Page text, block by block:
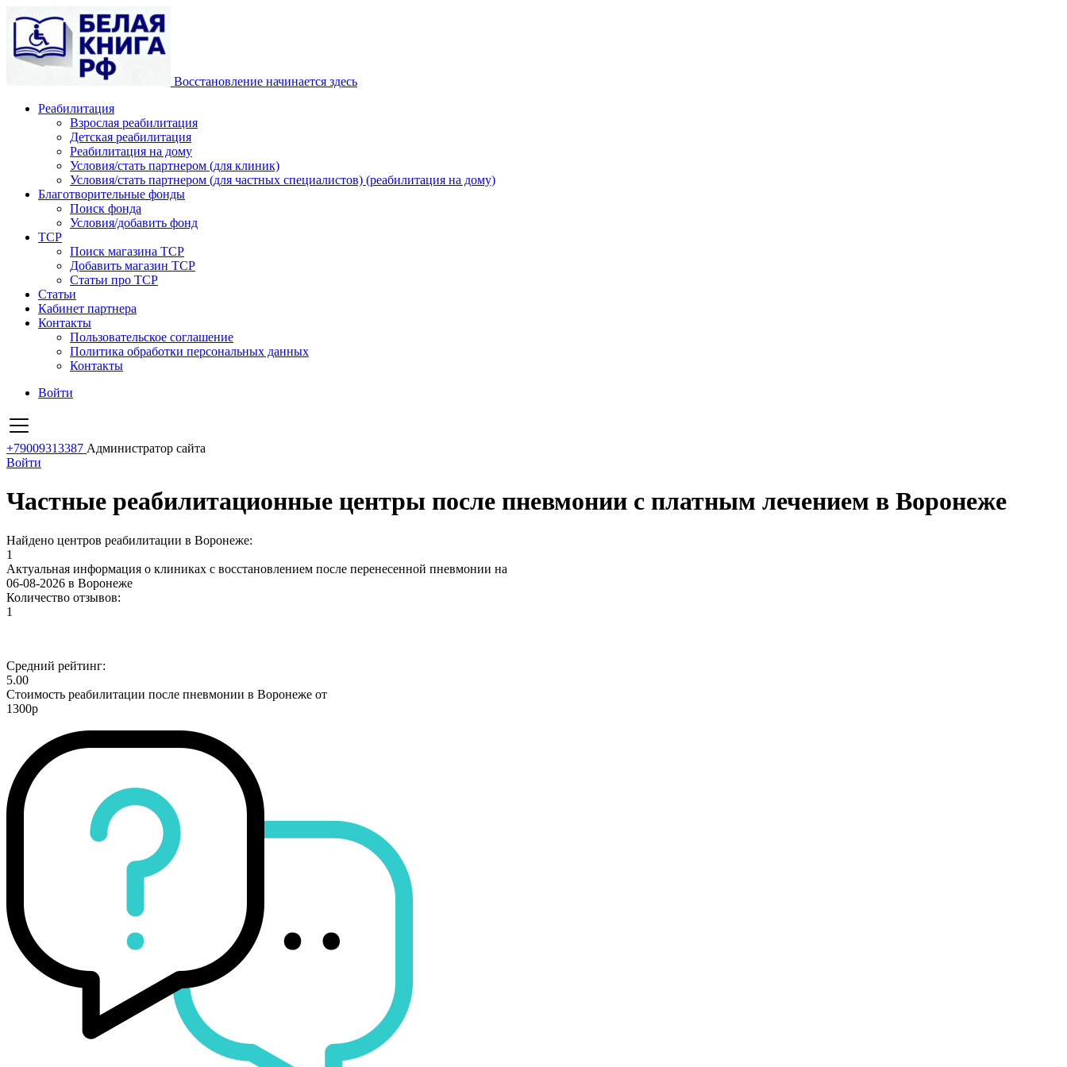
Восстановление начинается здесь
Реабилитация
Взрослая реабилитация
Детская реабилитация
Реабилитация на дому
Условия/стать партнером (для клиник)
Условия/стать партнером (для частных специалистов) (реабилитация на дому)
Благотворительные фонды
Поиск фонда
Условия/добавить фонд
ТСР
Поиск магазина ТСР
Добавить магазин ТСР
Статьи про ТСР
Статьи
Кабинет партнера
Контакты
Пользовательское соглашение
Политика обработки персональных данных
Контакты
Войти
+79009313387 Администратор сайта
Войти
Частные реабилитационные центры после пневмонии с платным лечением в Воронеже
Найдено центров реабилитации в Воронеже:
1
Актуальная информация о клиниках с восстановлением после перенесенной пневмонии на
06-08-2026 в Воронеже
Количество отзывов:
1
Средний рейтинг:
5.00
Стоимость реабилитации после пневмонии в Воронеже от
1300р